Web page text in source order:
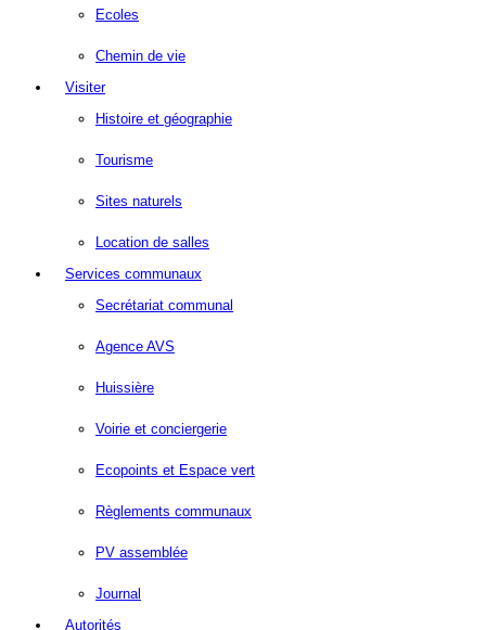
Ecoles
Chemin de vie
Visiter
Histoire et géographie
Tourisme
Sites naturels
Location de salles
Services communaux
Secrétariat communal
Agence AVS
Huissière
Voirie et conciergerie
Ecopoints et Espace vert
Règlements communaux
PV assemblée
Journal
Autorités